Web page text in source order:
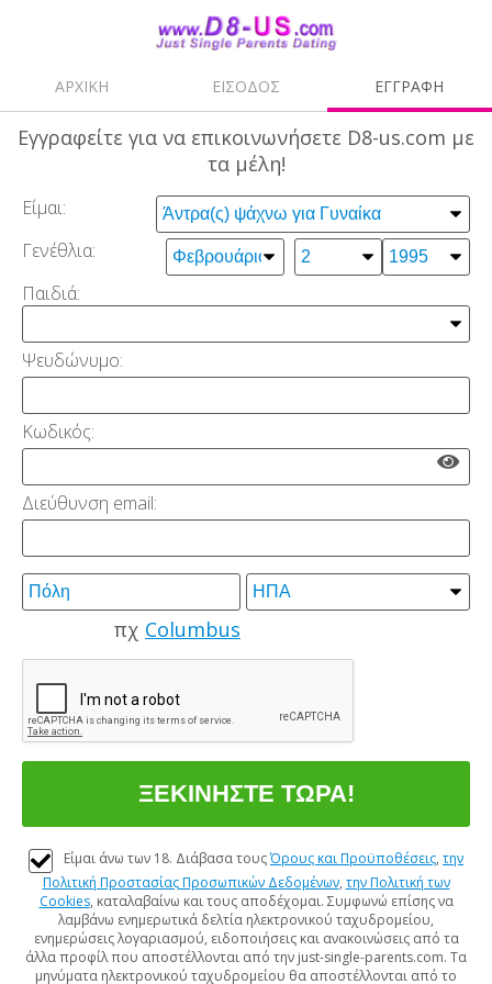
ΑΡΧΙΚΗ ΕΙΣΟΔΟΣ ΕΓΓΡΑΦΗ
Εγγραφείτε για να επικοινωνήσετε D8-us.com με
τα μέλη!
Είμαι:
Γενέθλια:
Παιδιά:
Ψευδώνυμο:
Κωδικός:
Διεύθυνση email:
πχ Columbus
Είμαι άνω των 18. Διάβασα τουςΌρους και Προϋποθέσεις, την
Πολιτική Προστασίας Προσωπικών Δεδομένων, την Πολιτική των
Cookies, καταλαβαίνω και τους αποδέχομαι. Συμφωνώ επίσης να
λαμβάνω ενημερωτικά δελτία ηλεκτρονικού ταχυδρομείου,
ενημερώσεις λογαριασμού, ειδοποιήσεις και ανακοινώσεις από τα
άλλα προφίλ που αποστέλλονται από την just-single-parents.com. Τα
μηνύματα ηλεκτρονικού ταχυδρομείου θα αποστέλλονται από το